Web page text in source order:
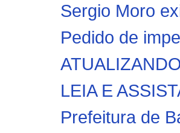
Sergio Moro
Pedido de
LEIA E
Prefeitura de